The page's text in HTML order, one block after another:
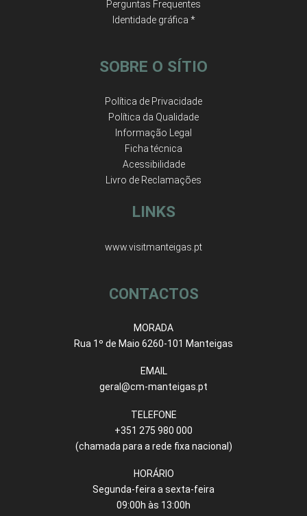
Perguntas Frequentes
Identidade gráfica *
SOBRE O SÍTIO
Política de Privacidade
Política da Qualidade
Informação Legal
Ficha técnica
Acessibilidade
Livro de Reclamações
LINKS
www.visitmanteigas.pt
CONTACTOS
MORADA
Rua 1º de Maio 6260-101 Manteigas
EMAIL
geral@cm-manteigas.pt
TELEFONE
+351 275 980 000
(chamada para a rede fixa nacional)
HORÁRIO
Segunda-feira a sexta-feira
09:00h às 13:00h